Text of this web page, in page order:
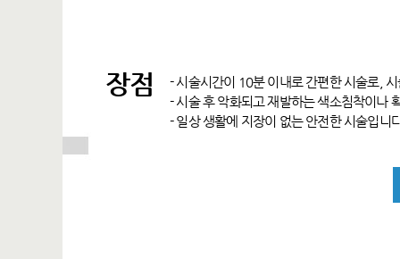
장점
- 시술시간이 10분 이내로 간편한 시술로,
- 시술 후 악화되고 재발하는 색소침착이나
- 일상 생활에 지장이 없는 안전한 시술입니